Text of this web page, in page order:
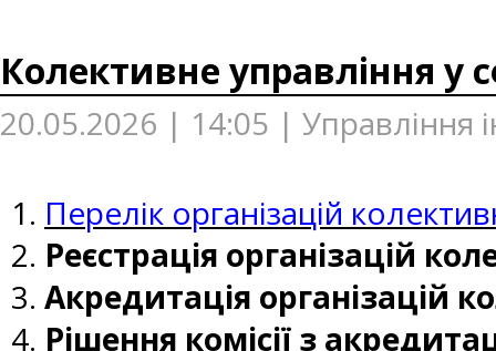
Колективне управління у
20.05.2026 | 14:05 | Управління
Перелік організацій
Реєстрація організацій
Акредитація організацій
Рішення комісії з